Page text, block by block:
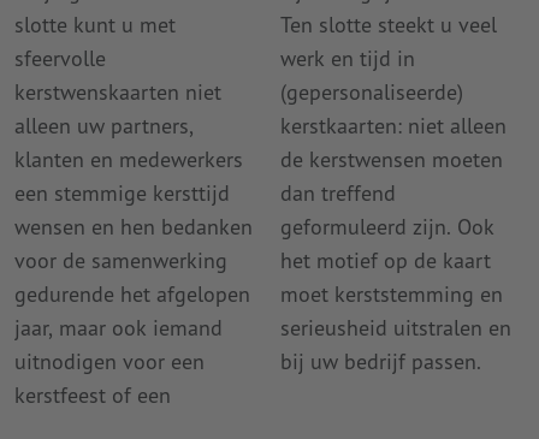
slotte kunt u met
sfeervolle
kerstwenskaarten niet
alleen uw partners,
klanten en medewerkers
een stemmige kersttijd
wensen en hen bedanken
voor de samenwerking
gedurende het afgelopen
jaar, maar ook iemand
uitnodigen voor een
kerstfeest of een
Ten slotte steekt u veel
werk en tijd in
(gepersonaliseerde)
kerstkaarten: niet alleen
de kerstwensen moeten
dan treffend
geformuleerd zijn. Ook
het motief op de kaart
moet kerststemming en
serieusheid uitstralen en
bij uw bedrijf passen.